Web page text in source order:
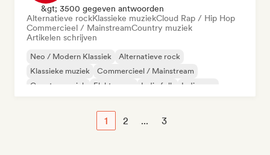
&gt; 3500 gegeven antwoorden
Alternatieve rockKlassieke muziekCloud Rap / Hip Hop
Commercieel / MainstreamCountry muziek
Artikelen schrijven
Neo / Modern Klassiek
Alternatieve rock
Klassieke muziek
Commercieel / Mainstream
Country muziek
Elektropop Indie folk Indie pop
1 2 ... 3